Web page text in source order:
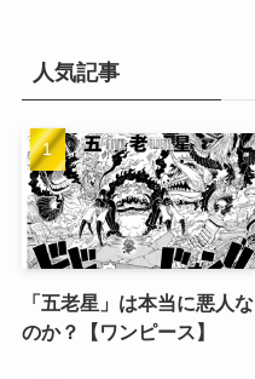
ブ人気記事
「五老星」は本当に悪人な
のか？【ワンピース】